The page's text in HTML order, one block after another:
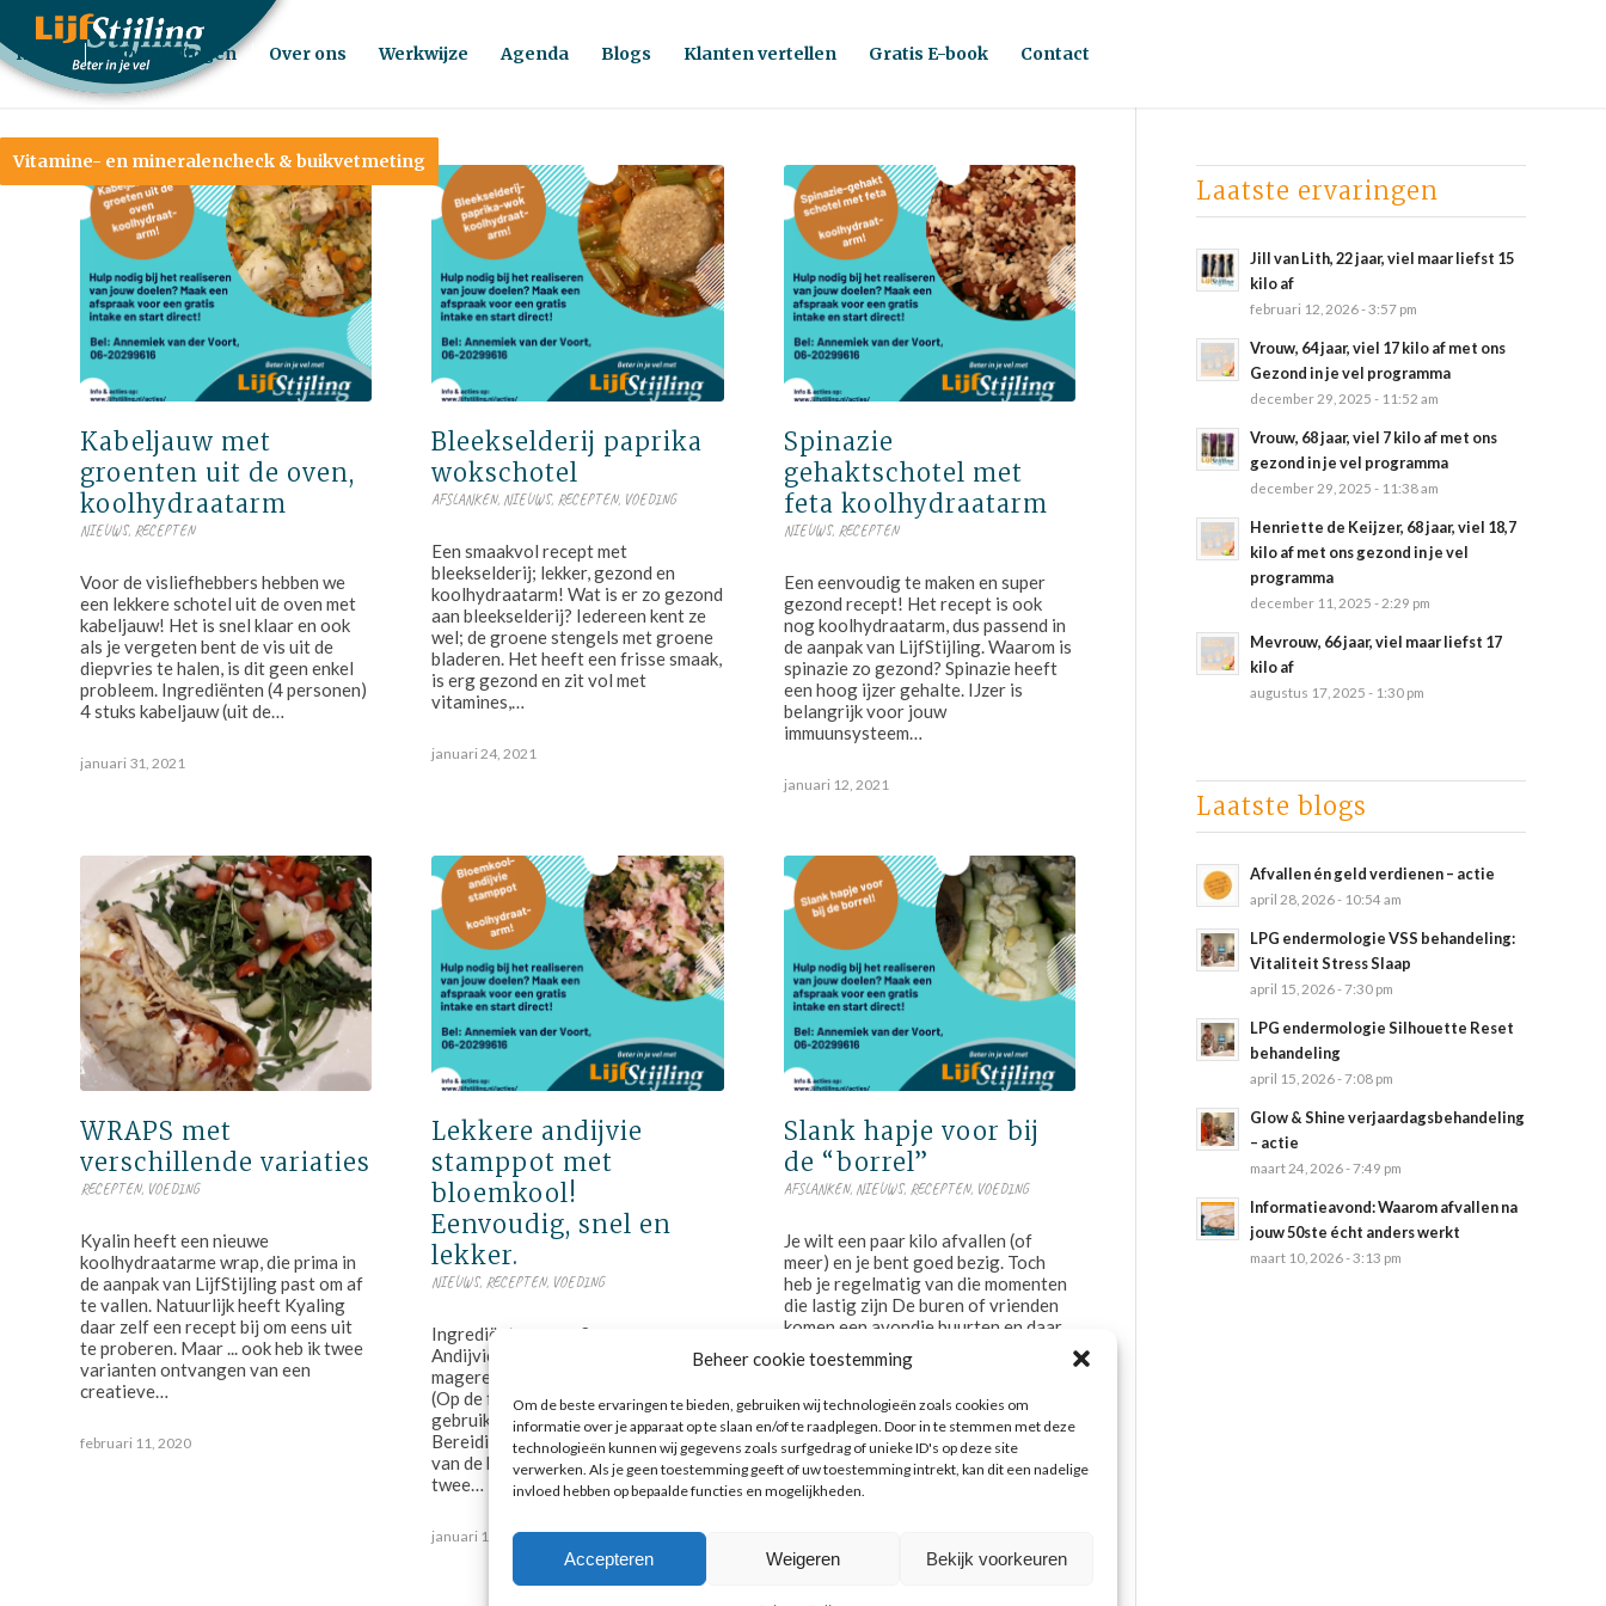
Beheer cookie toestemming
Om de beste ervaringen te bieden, gebruiken wij technologieën zoals cookies om
informatie over je apparaat op te slaan en/of te raadplegen. Door in te stemmen met deze
technologieën kunnen wij gegevens zoals surfgedrag of unieke ID's op deze site
verwerken. Als je geen toestemming geeft of uw toestemming intrekt, kan dit een nadelige
invloed hebben op bepaalde functies en mogelijkheden.
Accepteren Weigeren Bekijk voorkeuren
Home Behandelingen Over ons Werkwijze Agenda Blogs Klanten vertellen Gratis E-book Contact
Vitamine- en mineralencheck & buikvetmeting
Kabeljauw met
groenten uit de oven,
koolhydraatarm
NIEUWS, RECEPTEN
Voor de visliefhebbers hebben we
een lekkere schotel uit de oven met
kabeljauw! Het is snel klaar en ook
als je vergeten bent de vis uit de
diepvries te halen, is dit geen enkel
probleem. Ingrediënten (4 personen)
4 stuks kabeljauw (uit de…
januari 31, 2021
Bleekselderij paprika
wokschotel
AFSLANKEN, NIEUWS, RECEPTEN, VOEDING
Een smaakvol recept met
bleekselderij; lekker, gezond en
koolhydraatarm! Wat is er zo gezond
aan bleekselderij? Iedereen kent ze
wel; de groene stengels met groene
bladeren. Het heeft een frisse smaak,
is erg gezond en zit vol met
vitamines,…
januari 24, 2021
Spinazie
gehaktschotel met
feta koolhydraatarm
NIEUWS, RECEPTEN
Een eenvoudig te maken en super
gezond recept! Het recept is ook
nog koolhydraatarm, dus passend in
de aanpak van LijfStijling. Waarom is
spinazie zo gezond? Spinazie heeft
een hoog ijzer gehalte. IJzer is
belangrijk voor jouw
immuunsysteem…
januari 12, 2021
WRAPS met
verschillende variaties
RECEPTEN, VOEDING
Kyalin heeft een nieuwe
koolhydraatarme wrap, die prima in
de aanpak van LijfStijling past om af
te vallen. Natuurlijk heeft Kyaling
daar zelf een recept bij om eens uit
te proberen. Maar ... ook heb ik twee
varianten ontvangen van een
creatieve…
februari 11, 2020
Lekkere andijvie
stamppot met
bloemkool!
Eenvoudig, snel en
lekker.
NIEUWS, RECEPTEN, VOEDING
Ingrediënten voor 2 personen:
Andijvie, bloemkool, light-roomkaas,
magere ham of mager rundergehakt
(Op de foto zijn shoarmareepjes
gebruikt; is wel wat vetter)
Bereidingswijze: Maak een "puree"
van de bloemkool, vermengd met
twee…
januari 10, 2020
Slank hapje voor bij
de “borrel”
AFSLANKEN, NIEUWS, RECEPTEN, VOEDING
Je wilt een paar kilo afvallen (of
meer) en je bent goed bezig. Toch
heb je regelmatig van die momenten
die lastig zijn De buren of vrienden
komen een avondje buurten en daar
horen meestal toch gezellige en
lekkere hapjes bij. Nu zijn de vette…
januari 10, 2020
Laatste ervaringen
Jill van Lith, 22 jaar, viel maar liefst 15
kilo af
februari 12, 2026 - 3:57 pm
Vrouw, 64 jaar, viel 17 kilo af met ons
Gezond in je vel programma
december 29, 2025 - 11:52 am
Vrouw, 68 jaar, viel 7 kilo af met ons
gezond in je vel programma
december 29, 2025 - 11:38 am
Henriette de Keijzer, 68 jaar, viel 18,7
kilo af met ons gezond in je vel
programma
december 11, 2025 - 2:29 pm
Mevrouw, 66 jaar, viel maar liefst 17
kilo af
augustus 17, 2025 - 1:30 pm
Laatste blogs
Afvallen én geld verdienen – actie
april 28, 2026 - 10:54 am
LPG endermologie VSS behandeling:
Vitaliteit Stress Slaap
april 15, 2026 - 7:30 pm
LPG endermologie Silhouette Reset
behandeling
april 15, 2026 - 7:08 pm
Glow & Shine verjaardagsbehandeling
– actie
maart 24, 2026 - 7:49 pm
Informatieavond: Waarom afvallen na
jouw 50ste écht anders werkt
maart 10, 2026 - 3:13 pm